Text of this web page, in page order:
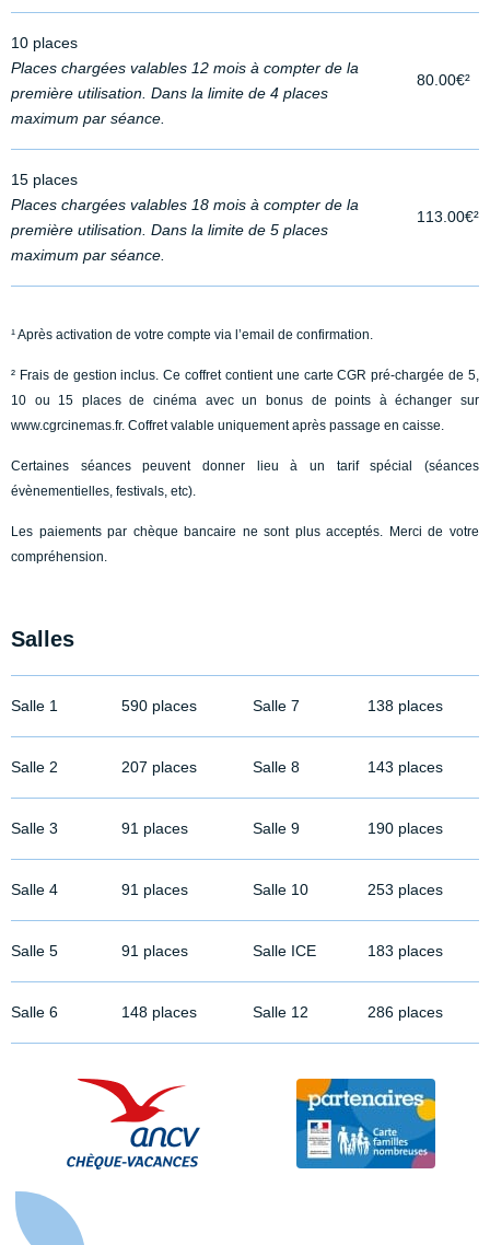
10 places
Places chargées valables 12 mois à compter de la
première utilisation. Dans la limite de 4 places
maximum par séance.
80.00€²
15 places
Places chargées valables 18 mois à compter de la
première utilisation. Dans la limite de 5 places
maximum par séance.
113.00€²
¹ Après activation de votre compte via l’email de confirmation.
² Frais de gestion inclus. Ce coffret contient une carte CGR pré-chargée de 5,
10 ou 15 places de cinéma avec un bonus de points à échanger sur
www.cgrcinemas.fr. Coffret valable uniquement après passage en caisse.
Certaines séances peuvent donner lieu à un tarif spécial (séances
évènementielles, festivals, etc).
Les paiements par chèque bancaire ne sont plus acceptés. Merci de votre
compréhension.
Salles
Salle 1 590 places Salle 7 138 places
Salle 2 207 places Salle 8 143 places
Salle 3 91 places Salle 9 190 places
Salle 4 91 places Salle 10 253 places
Salle 5 91 places Salle ICE 183 places
Salle 6 148 places Salle 12 286 places